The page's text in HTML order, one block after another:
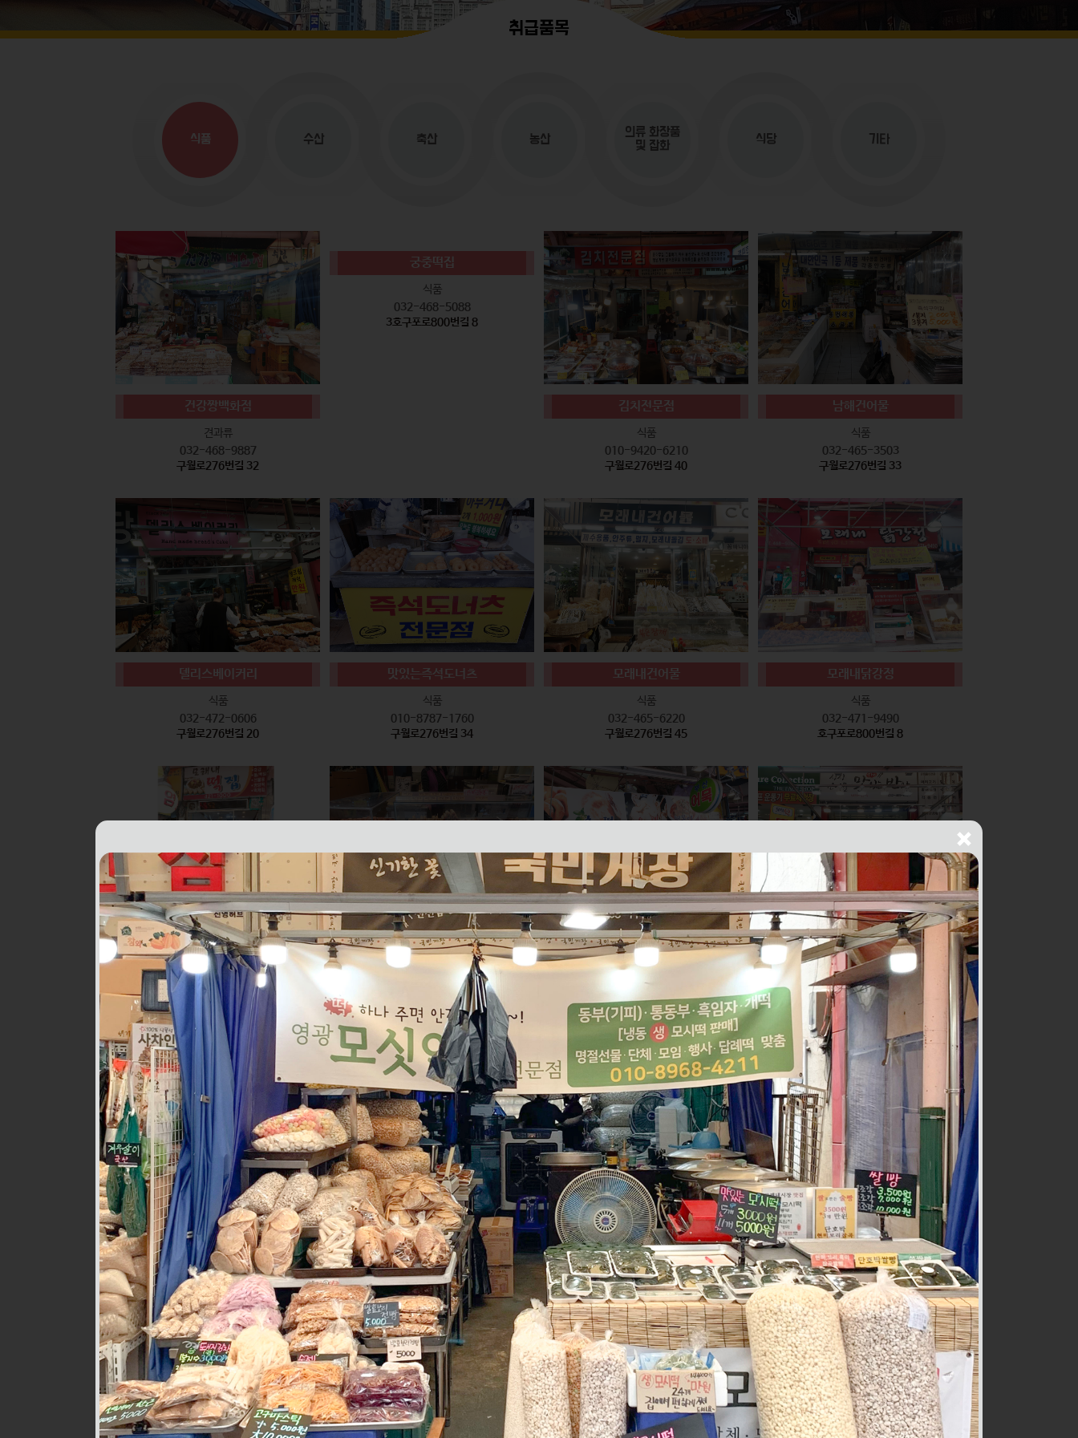
취급품목
식품 수산 축산 농산
의류 화장품
및 잡화
식당 기타
건강짱백화점
견과류
032-468-9887
구월로276번길 32
궁중떡집
식품
032-468-5088
3호구포로800번길 8
김치전문점
식품
010-9420-6210
구월로276번길 40
남해건어물
식품
032-465-3503
구월로276번길 33
델리스베이커리
식품
032-472-0606
구월로276번길 20
맛있는즉석도너츠
식품
010-8787-1760
구월로276번길 34
모래내건어물
식품
032-465-6220
구월로276번길 45
모래내닭강정
식품
032-471-9490
호구포로800번길 8
모래내떡집
식품
032-421-1000
구월로276번길 6
모래내즉석핫바
010-2626-6335
구월로276번길 61
미래반찬 / 부산어묵
식품
010-2596-8847
구월로276번길 70 1층
싱싱건어물THE맛있는반찬
식품
010-2436-1429
구월로276번길 56
웰빙즉석손두부
식품
010-9528-3759
구월로276번길 17
윤하네건어물
식품
032-468-6024
구월로276번길 29
장수식품
식품
010-2638-2358
구월로276번길 29
전통즉석수제강정
식품
032-467-0265
호구포로800번길 28